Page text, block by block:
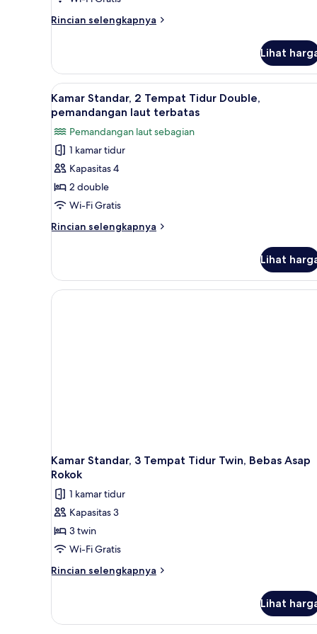
laut
Rincian selengkapnya
Rincian
Kamar
Standar,
Beberapa
Tempat
Tidur,
pemandangan
laut
terbatas
Lihat
Lihat
semua
foto
untuk
Kamar
Standar,
2
Tempat
Tidur
Double,
laut
terbatas
Seprai premium, meja kerja,
5
Kamar Standar, 2 Tempat Tidur Double,
pemandangan laut terbatas
Pemandangan laut sebagian
1 kamar tidur
Kapasitas 4
2 double
Wi-Fi Gratis
Rincian selengkapnya
Rincian
Kamar
Standar,
2
Lihat
Kamar Standar, 3 Tempat Tidur Twin, Bebas Asap
Rokok
1 kamar tidur
Kapasitas 3
3 twin
Wi-Fi Gratis
Rincian selengkapnya
Rincian
Kamar
Lihat